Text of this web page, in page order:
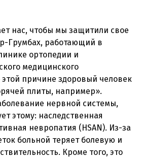
нас, чтобы мы защитили свое
Грумбах, работающий в
ортопедии и
медицинского
причине здоровый человек
плиты, например».
нервной системы,
этому: наследственная
невропатия (HSAN). Из-за
больной теряет болевую и
Кроме того, это